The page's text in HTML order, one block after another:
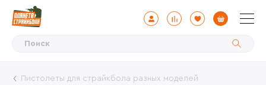
Пистолеты для страйкбола разных моделей